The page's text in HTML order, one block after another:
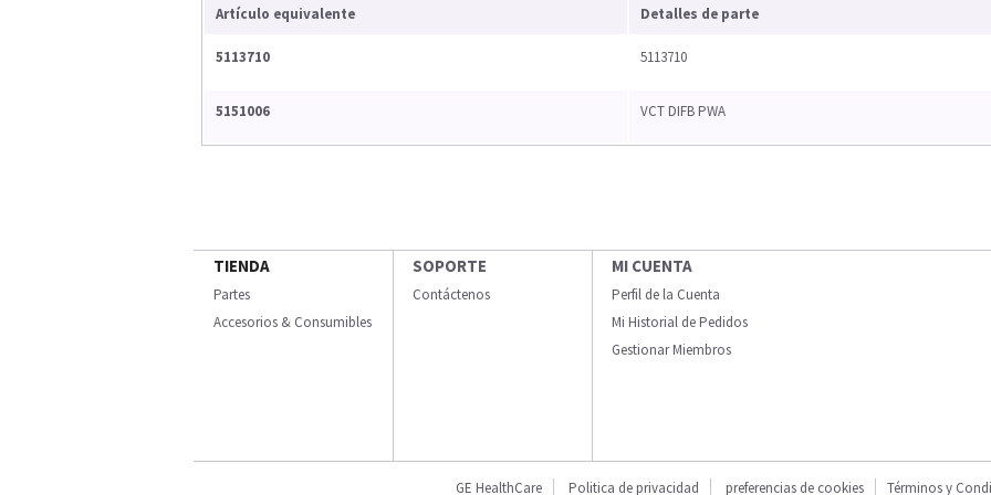
Artículo equivalente Detalles de parte
5113710 5113710
5151006 VCT DIFB PWA
TIENDA
Partes
Accesorios & Consumibles
SOPORTE
Contáctenos
MI CUENTA
Perfil de la Cuenta
Mi Historial de Pedidos
Gestionar Miembros
GE HealthCare Politica de privacidad preferencias de cookies Términos y